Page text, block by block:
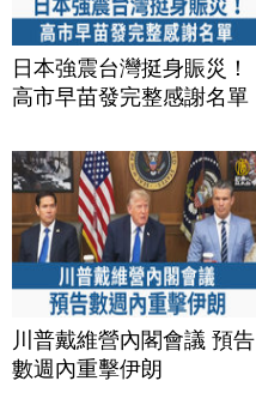
日本強震台灣挺身賑災！
高市早苗發完整感謝名單
川普戴維營內閣會議 預告
數週內重擊伊朗